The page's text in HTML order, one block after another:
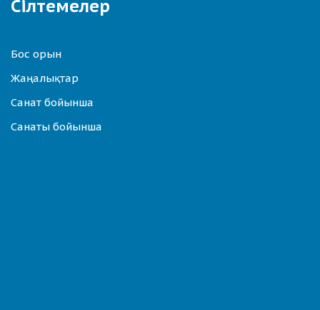
Сілтемелер
Бос орын
Жаңалықтар
Санат бойынша
Санаты бойынша